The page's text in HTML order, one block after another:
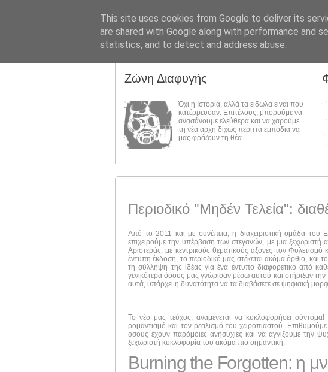
Ζώνη Διαφυγής
Όχι η Ιστορία, αλλά τα είδωλα είναι που
κατέρρευσαν. Επιτέλους, μπορούμε να
ανασάνουμε ελεύθερα και να χαρούμε
τη νέα αρχή δίχως περιττά εμπόδια να
μας φράζουν τη θέα.
Περιοδικό "Μηδέν Τελεία":
Από το 2011 και με συνέπεια, η διαχειριστική ομάδα του
επιχειρούμε την υπέρβαση των στεγανών, με μια ξεχωριστή
Αριστεράς, με κεντρικούς θεματικούς άξονες τον
έντυπη έκδοση, το περιοδικό μας στέκεται ακόμα όρθιο, και
τη σύλληψη της ιδέας για ένα έντυπο διαφορετικό από
γενικότερα όσους μας γνώρισαν μέσω αυτού και στήριξαν
αυτά, υπάρχει η δυνατότητα να τα διαβάσετε σε ψηφιακή
Το νέο μας τεύχος, αναμένεται να κυκλοφορήσει
ρομαντισμό και τον ρεαλισμό του χειροπιαστού.
όσους έχουν παρόμοιες ανησυχίες και να αγγίξουμε την
ξεχωριστή κυκλοφορία του ακόμα πιο σημαντική.
Burning the Forgotten: η
This site uses cookies from Google to deliver its
are shared with Google along with performance and
statistics, and to detect and address abuse.